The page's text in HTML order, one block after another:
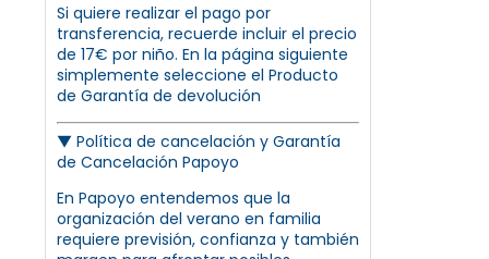
Si quiere realizar el pago por
transferencia, recuerde incluir el precio
de 17€ por niño. En la página siguiente
simplemente seleccione el Producto
de Garantía de devolución
▼ Política de cancelación y Garantía
de Cancelación Papoyo
En Papoyo entendemos que la
organización del verano en familia
requiere previsión, confianza y también